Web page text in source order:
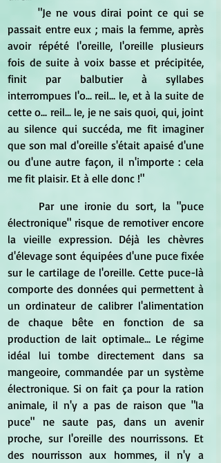
"Je ne vous dirai point ce qui se
passait entre eux ; mais la femme, après
avoir répété l'oreille, l'oreille plusieurs
fois de suite à voix basse et précipitée,
finit par balbutier à syllabes
interrompues l'o... reil... le, et à la suite de
cette o... reil... le, je ne sais quoi, qui, joint
au silence qui succéda, me fit imaginer
que son mal d'oreille s'était apaisé d'une
ou d'une autre façon, il n'importe : cela
me fit plaisir. Et à elle donc !"
Par une ironie du sort, la "puce
électronique" risque de remotiver encore
la vieille expression. Déjà les chèvres
d'élevage sont équipées d'une puce fixée
sur le cartilage de l'oreille. Cette puce-là
comporte des données qui permettent à
un ordinateur de calibrer l'alimentation
de chaque bête en fonction de sa
production de lait optimale... Le régime
idéal lui tombe directement dans sa
mangeoire, commandée par un système
électronique. Si on fait ça pour la ration
animale, il n'y a pas de raison que "la
puce" ne saute pas, dans un avenir
proche, sur l'oreille des nourrissons. Et
des nourrisson aux hommes, il n'y a